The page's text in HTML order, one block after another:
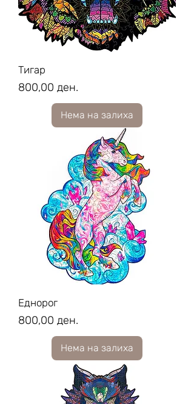
Тигар
Price
800,00 ден.
Нема на залиха
Еднорог
Price
800,00 ден.
Нема на залиха